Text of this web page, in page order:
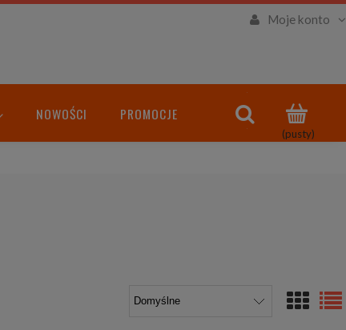
Moje konto
(pusty)
NOWOŚCI PROMOCJE